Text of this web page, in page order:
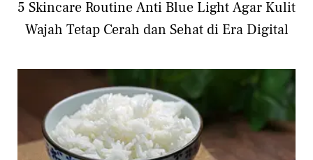
5 Skincare Routine Anti Blue Light Agar Kulit
Wajah Tetap Cerah dan Sehat di Era Digital